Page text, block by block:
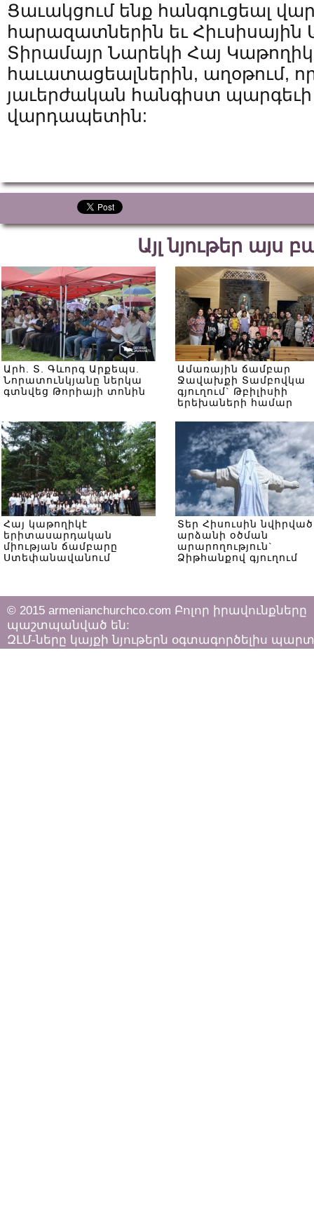
Ցաւակցում ենք հանգուցեալ
հարազատներին եւ Հիւսիսային
Տիրամայր Նարեկի Հայ
հաւատացեալներին, աղօթում,
յաւերժական հանգիստ պարգեւի
վարդապետին:
Այլ նյութեր այս
Արհ. Տ. Գևորգ Արքեպս.
Նորատունկյանը ներկա
գտնվեց Թորիայի տոնին
Ամառային ճամբար
Ջավախքի Տամբովկա
գյուղում` Թբիլիսիի
երեխաների համար
Հայ կաթողիկէ
երիտասարդական
միության ճամբարը
Ստեփանավանում
Տեր Հիսուսին նվիրված
արձանի օծման
արարողություն`
Ձիթհանքով գյուղում
© 2015 armenianchurchco.com Բոլոր իրավունքները
պաշտպանված են:
ԶԼՄ-ները կայքի նյութերն օգտագործելիս